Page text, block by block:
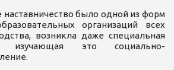
было одной из форм
организаций всех
возникла даже специальная
изучающая это социально-